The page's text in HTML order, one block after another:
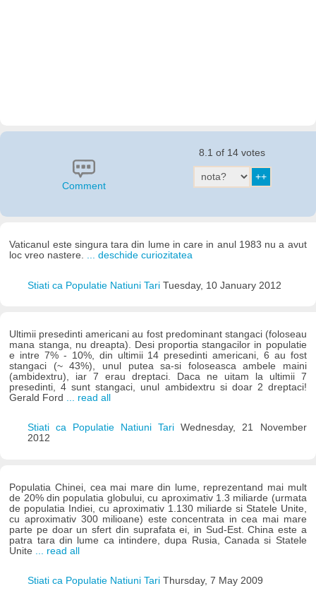
Comment
8.1 of 14 votes
Vaticanul este singura tara din lume in care in anul 1983 nu a avut
loc vreo nastere. ... deschide curiozitatea
Stiati ca Populatie Natiuni Tari Tuesday, 10 January 2012
Ultimii presedinti americani au fost predominant stangaci (foloseau
mana stanga, nu dreapta). Desi proportia stangacilor in populatie
e intre 7% - 10%, din ultimii 14 presedinti americani, 6 au fost
stangaci (~ 43%), unul putea sa-si foloseasca ambele maini
(ambidextru), iar 7 erau dreptaci. Daca ne uitam la ultimii 7
presedinti, 4 sunt stangaci, unul ambidextru si doar 2 dreptaci!
Gerald Ford ... read all
Stiati ca Populatie Natiuni TariWednesday, 21 November
2012
Populatia Chinei, cea mai mare din lume, reprezentand mai mult
de 20% din populatia globului, cu aproximativ 1.3 miliarde (urmata
de populatia Indiei, cu aproximativ 1.130 miliarde si Statele Unite,
cu aproximativ 300 milioane) este concentrata in cea mai mare
parte pe doar un sfert din suprafata ei, in Sud-Est. China este a
patra tara din lume ca intindere, dupa Rusia, Canada si Statele
Unite
... read all
Stiati ca Populatie Natiuni Tari Thursday, 7 May 2009